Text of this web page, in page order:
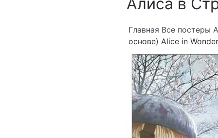
Главная Все постеры
основе) Alice in